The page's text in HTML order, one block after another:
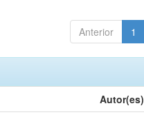
Anterior 1
Autor(es)